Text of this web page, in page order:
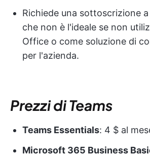
Richiede una sottoscrizione
che non è l'ideale se non
Office o come soluzione di
per l'azienda.
Prezzi di Teams
Teams Essentials: 4 $ al
Microsoft 365 Business